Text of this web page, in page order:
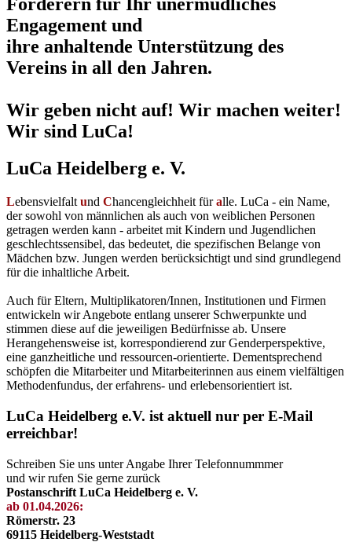
Förderern für Ihr unermüdliches
Engagement und
ihre anhaltende Unterstützung des
Vereins in all den Jahren.
Wir geben nicht auf! Wir machen weiter!
Wir sind LuCa!
LuCa Heidelberg e. V.
Lebensvielfalt und Chancengleichheit füralle. LuCa - ein Name,
der sowohl von männlichen als auch von weiblichen Personen
getragen werden kann - arbeitet mit Kindern und Jugendlichen
geschlechtssensibel, das bedeutet, die spezifischen Belange von
Mädchen bzw. Jungen werden berücksichtigt und sind grundlegend
für die inhaltliche Arbeit.
Auch für Eltern, Multiplikatoren/Innen, Institutionen und Firmen
entwickeln wir Angebote entlang unserer Schwerpunkte und
stimmen diese auf die jeweiligen Bedürfnisse ab. Unsere
Herangehensweise ist, korrespondierend zur Genderperspektive,
eine ganzheitliche und ressourcen-orientierte. Dementsprechend
schöpfen die Mitarbeiter und Mitarbeiterinnen aus einem vielfältigen
Methodenfundus, der erfahrens- und erlebensorientiert ist.
LuCa Heidelberg e.V. ist aktuell nur per E-Mail
erreichbar!
Schreiben Sie uns unter Angabe Ihrer Telefonnummmer
und wir rufen Sie gerne zurück
Postanschrift LuCa Heidelberg e. V.
ab 01.04.2026:
Römerstr. 23
69115 Heidelberg-Weststadt